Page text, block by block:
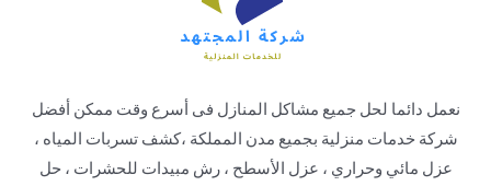
نعمل دائما لحل جميع مشاكل المنازل فى أسرع وقت ممكن أفضل
شركة خدمات منزلية بجميع مدن المملكة ،كشف تسربات المياه ،
عزل مائي وحراري ، عزل الأسطح ، رش مبيدات للحشرات ، حل